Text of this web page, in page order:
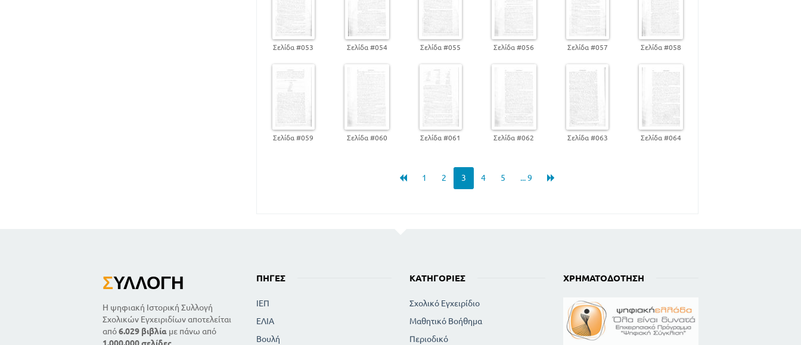
Σελίδα #053 Σελίδα #054 Σελίδα #055 Σελίδα #056 Σελίδα #057 Σελίδα #058
Σελίδα #059 Σελίδα #060 Σελίδα #061 Σελίδα #062 Σελίδα #063 Σελίδα #064
1 2 3 4 5 ... 9
ΣΥΛΛΟΓΉ
Η ψηφιακή Ιστορική Συλλογή
Σχολικών Εγχειριδίων αποτελείται
από6.029 βιβλία με πάνω από
ΠΗΓΈΣ
ΙΕΠ
ΕΛΙΑ
Βουλή
ΚΑΤΗΓΟΡΊΕΣ
Σχολικό Εγχειρίδιο
Μαθητικό Βοήθημα
Περιοδικό
ΧΡΗΜΑΤΟΔΌΤΗΣΗ